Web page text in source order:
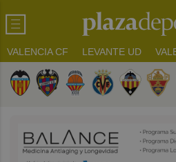
VALENCIA CF LEVANTE UD